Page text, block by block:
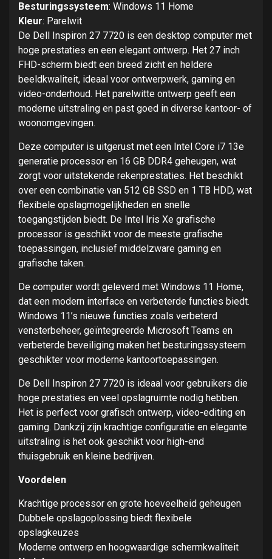
Besturingssysteem: Windows 11 Home
Kleur: Parelwit
De Dell Inspiron 27 7720 is een desktop computer met
hoge prestaties en een elegant ontwerp. Het 27 inch
FHD-scherm biedt een breed zicht en heldere
beeldkwaliteit, ideaal voor ontwerpwerk, gaming en
video-onderhoud. Het parelwitte ontwerp geeft een
moderne uitstraling en past goed in diverse kantoor- of
woonomgevingen.
Deze computer is uitgerust met een Intel Core i7 13e
generatie processor en 16 GB DDR4 geheugen, wat
zorgt voor uitstekende rekenprestaties. Het beschikt
over een combinatie van 512 GB SSD en 1 TB HDD, wat
flexibele opslagmogelijkheden en snelle
toegangstijden biedt. De Intel Iris Xe grafische
processor is geschikt voor de meeste grafische
toepassingen, inclusief middelzware gaming en
grafische taken.
De computer wordt geleverd met Windows 11 Home,
dat een modern interface en verbeterde functies biedt.
Windows 11’s nieuwe functies zoals verbeterd
vensterbeheer, geïntegreerde Microsoft Teams en
verbeterde beveiliging maken het besturingssysteem
geschikter voor moderne kantoortoepassingen.
De Dell Inspiron 27 7720 is ideaal voor gebruikers die
hoge prestaties en veel opslagruimte nodig hebben.
Het is perfect voor grafisch ontwerp, video-editing en
gaming. Dankzij zijn krachtige configuratie en elegante
uitstraling is het ook geschikt voor high-end
thuisgebruik en kleine bedrijven.
Voordelen
Krachtige processor en grote hoeveelheid geheugen
Dubbele opslagoplossing biedt flexibele
opslagkeuzes
Moderne ontwerp en hoogwaardige schermkwaliteit